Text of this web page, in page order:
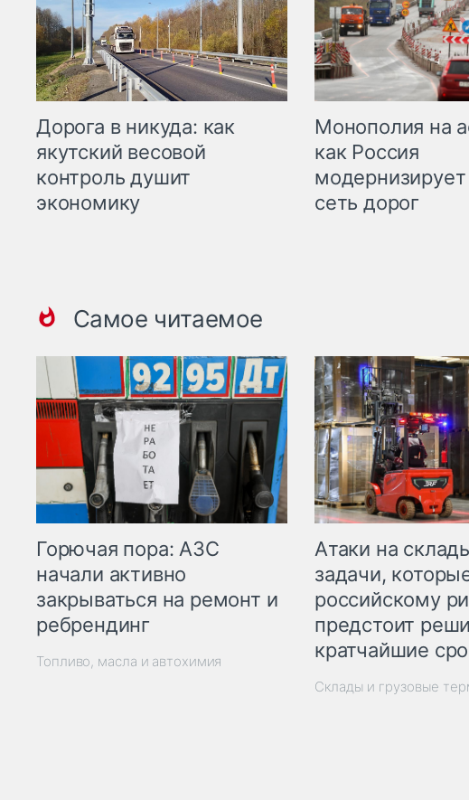
Дорога в никуда: как
якутский весовой
контроль душит
экономику
Монополия на
как Россия
сеть дорог
Самое читаемое
Горючая пора: АЗС
начали активно
закрываться на ремонт и
ребрендинг
Топливо, масла и автохимия
Атаки на
задачи,
российскому
предстоит
кратчайшие
Склады и грузовые